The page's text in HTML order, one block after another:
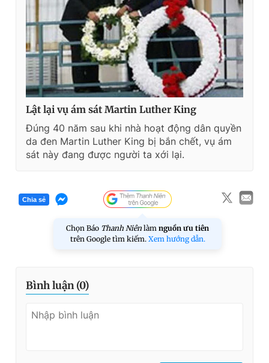
Lật lại vụ ám sát Martin Luther King
Đúng 40 năm sau khi nhà hoạt động dân quyền
da đen Martin Luther King bị bắn chết, vụ ám
sát này đang được người ta xới lại.
Chia sẻ
Chọn Báo Thanh Niên làm nguồn ưu tiên
trên Google tìm kiếm. Xem hướng dẫn.
Bình luận (0)